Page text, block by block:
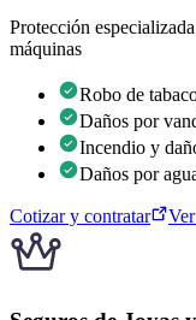
Protección
máquinas
Robo de
Daños por
Incendio y
Daños por
Cotizar y contratar